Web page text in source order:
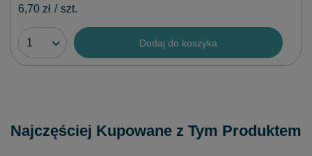
6,70 zł / szt.
Dodaj do koszyka
Najczęściej Kupowane z Tym Produktem